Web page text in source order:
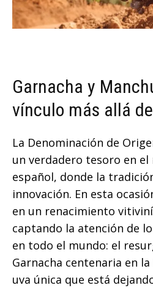
Garnacha y
vínculo más allá
La Denominación de
un verdadero tesoro en el
español, donde la
innovación. En esta
en un renacimiento
captando la atención de
en todo el mundo: el
Garnacha centenaria en
uva única que está